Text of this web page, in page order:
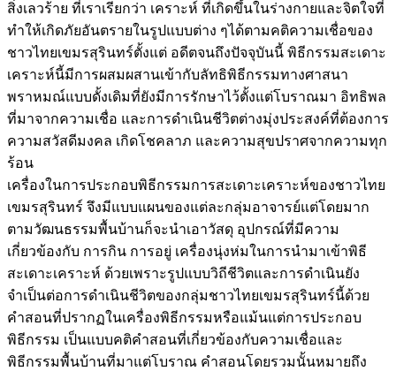
สิ่งเลวร้าย ที่เราเรียกว่า เคราะห์ ที่เกิดขึ้นในร่างกายและจิตใจที่
ทำให้เกิดภัยอันตรายในรูปแบบต่าง ๆได้ตามคติความเชื่อของ
ชาวไทยเขมรสุรินทร์ตั้งแต่ อดีตจนถึงปัจจุบันนี้ พิธีกรรมสะเดาะ
เคราะห์นี้มีการผสมผสานเข้ากับลัทธิพิธีกรรมทางศาสนา
พราหมณ์แบบดั้งเดิมที่ยังมีการรักษาไว้ตั้งแต่โบราณมา อิทธิพล
ที่มาจากความเชื่อ และการดำเนินชีวิตต่างมุ่งประสงค์ที่ต้องการ
ความสวัสดีมงคล เกิดโชคลาภ และความสุขปราศจากความทุก
ร้อน
เครื่องในการประกอบพิธีกรรมการสะเดาะเคราะห์ของชาวไทย
เขมรสุรินทร์ จึงมีแบบแผนของแต่ละกลุ่มอาจารย์แต่โดยมาก
ตามวัฒนธรรมพื้นบ้านก็จะนำเอาวัสดุ อุปกรณ์ที่มีความ
เกี่ยวข้องกับ การกิน การอยู่ เครื่องนุ่งห่มในการนำมาเข้าพิธี
สะเดาะเคราะห์ ด้วยเพราะรูปแบบวิถีชีวิตและการดำเนินยัง
จำเป็นต่อการดำเนินชีวิตของกลุ่มชาวไทยเขมรสุรินทร์นี้ด้วย
คำสอนที่ปรากฏในเครื่องพิธีกรรมหรือแม้นแต่การประกอบ
พิธีกรรม เป็นแบบคติคำสอนที่เกี่ยวข้องกับความเชื่อและ
พิธีกรรมพื้นบ้านที่มาแต่โบราณ คำสอนโดยรวมนั้นหมายถึง